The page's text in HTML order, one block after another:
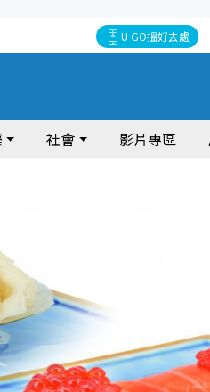
U GO搵好去處
社會 影片專區